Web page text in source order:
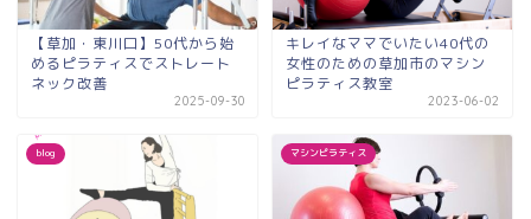
【草加・東川口】50代から始
めるピラティスでストレート
ネック改善
2025-09-30
キレイなママでいたい40代の
女性のための草加市のマシン
ピラティス教室
2023-06-02
blog マシンピラティス